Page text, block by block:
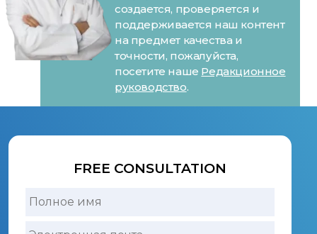
создается, проверяется и
поддерживается наш контент
на предмет качества и
точности, пожалуйста,
посетите наше Редакционное
руководство.
FREE CONSULTATION